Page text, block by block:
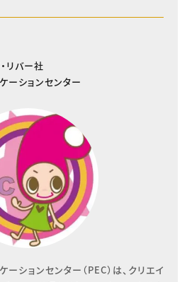
リバー社
ーションセンター
ーションセンター（PEC）は、クリエイ